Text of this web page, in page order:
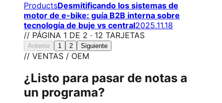
ProductsDesmitificando los sistemas de
motor de e-bike: guía B2B interna sobre
tecnología de buje vs central2025.11.18
// PÁGINA 1 DE 2 · 12 TARJETAS
Anterior 1 2 Siguiente
// VENTAS / OEM
¿Listo para pasar de notas a
un programa?